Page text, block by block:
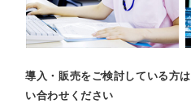
導入・販売をご検討している方
い合わせください